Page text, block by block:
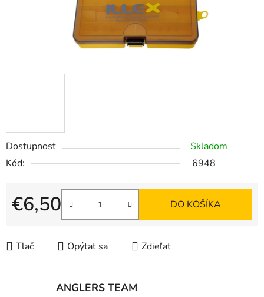
Dostupnosť
Skladom
Kód:
6948
€6,50
Jednotková cena:
DO KOŠÍKA
Tlač Opýtať sa Zdieľať
ANGLERS TEAM